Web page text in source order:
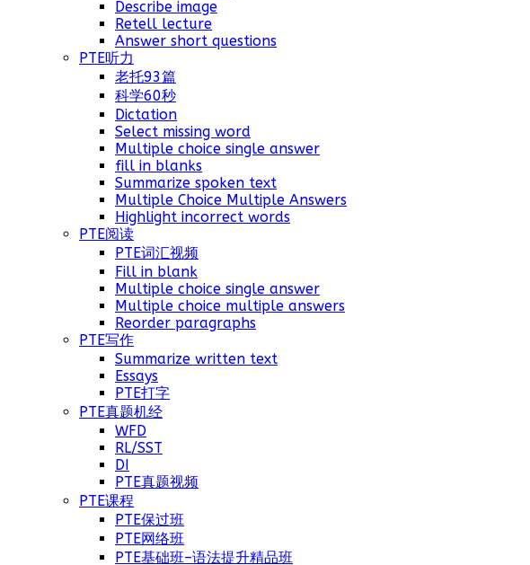
Describe image
Retell lecture
Answer short questions
PTE听力
老托93篇
科学60秒
Dictation
Select missing word
Multiple choice single answer
fill in blanks
Summarize spoken text
Multiple Choice Multiple Answers
Highlight incorrect words
PTE阅读
PTE词汇视频
Fill in blank
Multiple choice single answer
Multiple choice multiple answers
Reorder paragraphs
PTE写作
Summarize written text
Essays
PTE打字
PTE真题机经
WFD
RL/SST
DI
PTE真题视频
PTE课程
PTE保过班
PTE网络班
PTE基础班–语法提升精品班